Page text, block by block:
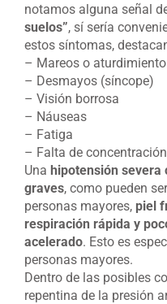
notamos alguna señal
suelos”, sí sería
estos síntomas,
– Mareos o aturdimiento
– Desmayos (síncope)
– Visión borrosa
– Náuseas
– Fatiga
– Falta de concentración
Una hipotensión severa
graves, como pueden
personas mayores, piel
respiración rápida y
acelerado. Esto es
personas mayores.
Dentro de las posibles
repentina de la presión